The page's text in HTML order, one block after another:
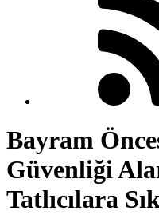
Bayram
Güvenliği
Tatlıcılara